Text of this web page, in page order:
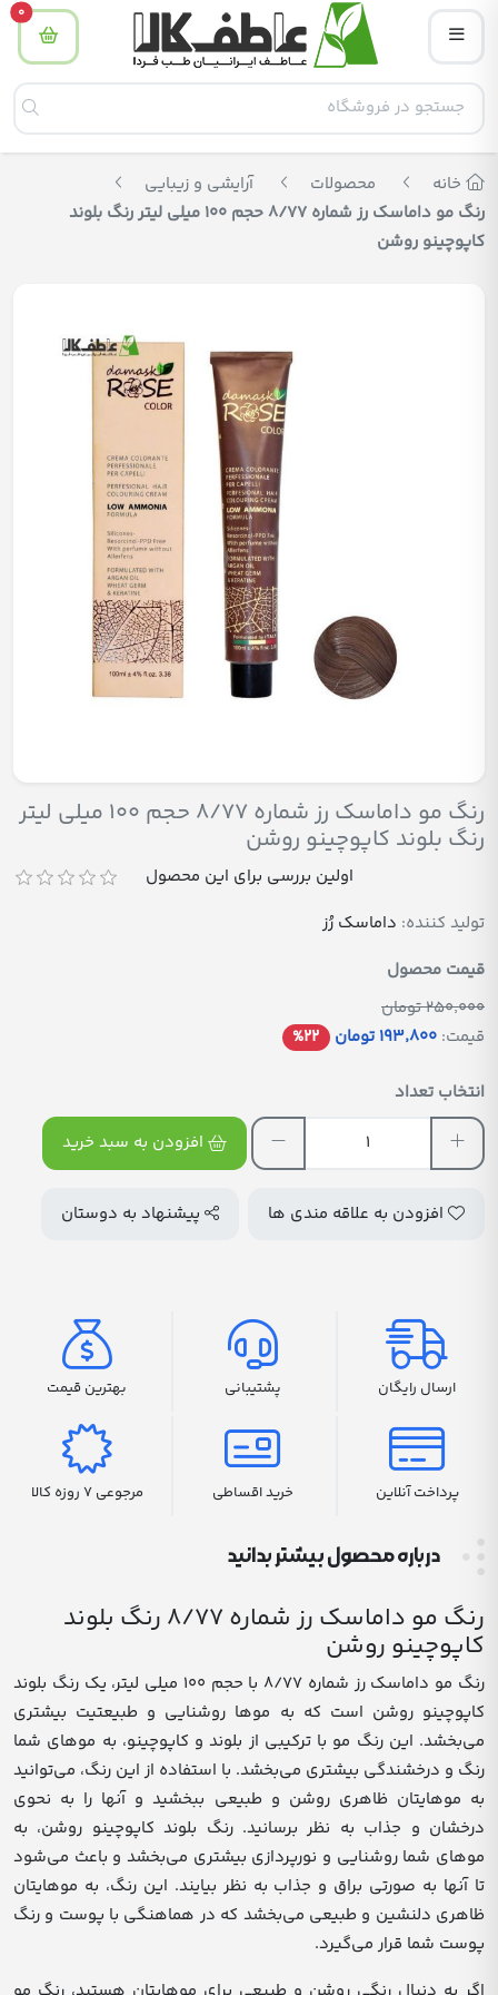
0
خانه محصولات
آرایشی و زیبایی
رنگ مو داماسک رز شماره 8/77 حجم 100 میلی لیتر رنگ بلوند
کاپوچینو روشن
رنگ مو داماسک رز شماره 8/77 حجم 100 میلی لیتر
رنگ بلوند کاپوچینو روشن
اولین بررسی برای این محصول
تولید کننده: داماسک رُز
قیمت محصول
250٬000 تومان
قیمت: 193٬800 تومان %22
انتخاب تعداد
افزودن به سبد خرید
افزودن به علاقه مندی ها پیشنهاد به دوستان
ارسال رایگان پشتیبانی بهترین قیمت
پرداخت آنلاین خرید اقساطی مرجوعی 7 روزه کالا
درباره محصول بیشتر بدانید
رنگ مو داماسک رز شماره 8/77 رنگ بلوند
کاپوچینو روشن
رنگ مو داماسک رز شماره 8/77 با حجم 100 میلی لیتر، یک رنگ بلوند
کاپوچینو روشن است که به موها روشنایی و طبیعتیت بیشتری
می‌بخشد. این رنگ مو با ترکیبی از بلوند و کاپوچینو، به موهای شما
رنگ و درخشندگی بیشتری می‌بخشد. با استفاده از این رنگ، می‌توانید
به موهایتان ظاهری روشن و طبیعی ببخشید و آنها را به نحوی
درخشان و جذاب به نظر برسانید. رنگ بلوند کاپوچینو روشن، به
موهای شما روشنایی و نورپردازی بیشتری می‌بخشد و باعث می‌شود
تا آنها به صورتی براق و جذاب به نظر بیایند. این رنگ، به موهایتان
ظاهری دلنشین و طبیعی می‌بخشد که در هماهنگی با پوست و رنگ
پوست شما قرار می‌گیرد.